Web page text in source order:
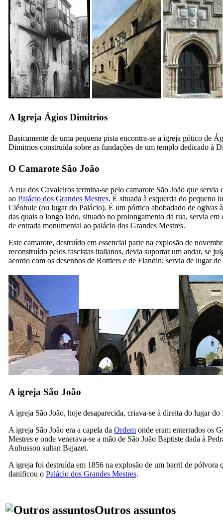
A Igreja Ágios Dimitrios
Basicamente de uma pequena pista encontra-se a igreja gótico de
Dimitrios construída sobre as fundações de um templo dedicado à
O Camarote São João
A rua dos Cavaleiros termina-se pelo camarote São João que servia
ao Palácio dos Grandes Mestres. É situada à esquerda do pequeno
Cléobule (ou lugar do Palácio). É um pórtico abobadado de ogivas à
das quais o longo lado, situado no prolongamento da rua, servia em
de entrada monumental ao palácio dos Grandes Mestres.
Este camarote, destruído em essencial parte na explosão de
reconstruído pelos fascistas italianos, devia suportar um andar, se
acordo com os desenhos de Rottiers e de Flandin; servia de lugar
A igreja São João
A igreja São João, hoje desaparecida, criava-se à direita do lugar do
A igreja São João era a capela da Ordem onde eram enterrados os
Mestres e onde venerava-se a mão de São João Baptiste dada à
Aubusson sultan Bajazet.
A igreja foi destruída em 1856 na explosão de um barril de pólvora
danificou o Palácio dos Grandes Mestres.
Outros assuntos